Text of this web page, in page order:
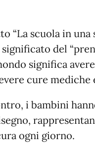
“La scuola in una
del
significa
cure
i bambini
ogni giorno.